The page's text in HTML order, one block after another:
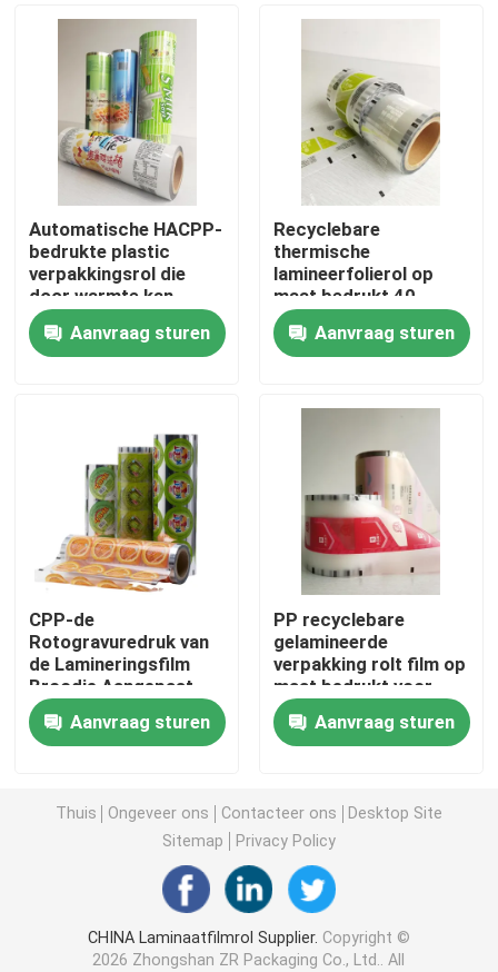
Fabrieksreis
Kwaliteitscontrole
Contacteer ons
Nieuws
Gevallen
Uitloop verpakkingstas
Koffieverpakkingszak
Gelamineerde Verpakkende Broodjes
Zakjes met platte bodem
Zak in Doos Vloeibare Verpakking
Opstaande verpakkingszakken
Voedsel voor huisdieren Verpakkende Zakken
Papieren verpakkingszakken
Automatische HACPP-
bedrukte plastic
verpakkingsrol die
door warmte kan
worden verzegeld
Aanvraag sturen
Recyclebare
thermische
lamineerfolierol op
maat bedrukt 40
micron
Aanvraag sturen
CPP-de
Rotogravuredruk van
de Lamineringsfilm
Broodje Aangepast
het Lamineren
Bladbroodje
Aanvraag sturen
PP recyclebare
gelamineerde
verpakking rolt film op
maat bedrukt voor
snacks
Aanvraag sturen
Thuis Ongeveer ons Contacteer ons
Desktop Site
Sitemap
Privacy Policy
CHINA Laminaatfilmrol Supplier. Copyright ©
2026 Zhongshan ZR Packaging Co., Ltd.. All